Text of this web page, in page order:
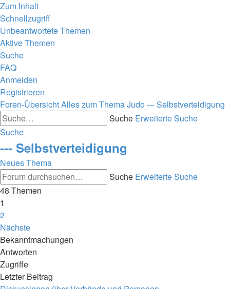
Zum Inhalt
Schnellzugriff
Unbeantwortete Themen
Aktive Themen
Suche
FAQ
Anmelden
Registrieren
Foren-ÜbersichtAlles zum Thema Judo --- Selbstverteidigung
Suche Erweiterte Suche
Suche
--- Selbstverteidigung
Neues Thema
Suche Erweiterte Suche
48 Themen
1
2
Nächste
Bekanntmachungen
Antworten
Zugriffe
Letzter Beitrag